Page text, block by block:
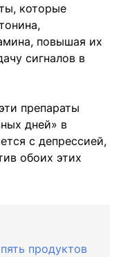
которые
повышая их
сигналов в
препараты
дней» в
с депрессией,
обоих этих
продуктов